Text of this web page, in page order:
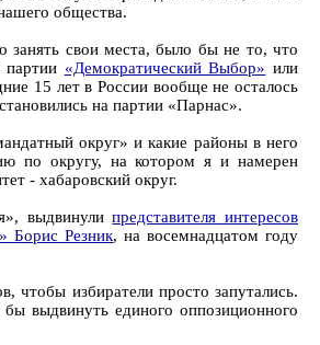
общества.
занять свои места, было бы не то, что
«Демократический Выбор» или
15 лет в России вообще не осталось
на партии «Парнас».
округ» и какие районы в него
по округу, на котором я и намерен
- хабаровский округ.
выдвинулипредставителя интересов
Борис Резник, на восемнадцатом году
чтобы избиратели просто запутались.
выдвинуть единого оппозиционного